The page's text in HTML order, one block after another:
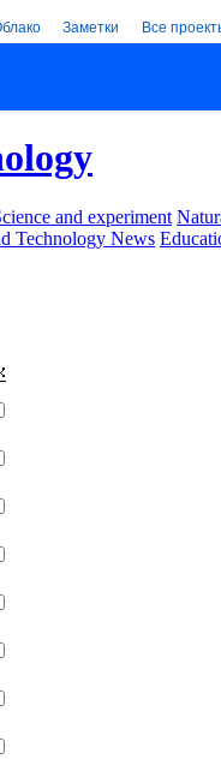
Заметки Все
and experiment
Technology News